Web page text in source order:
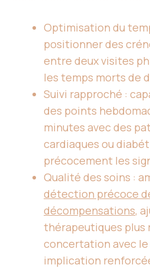
Optimisation du
positionner des
entre deux visites
les temps morts de
Suivi rapproché :
des points
minutes avec des
cardiaques ou
précocement les
Qualité des soins :
détection précoce
décompensations,
thérapeutiques plus
concertation avec le
implication